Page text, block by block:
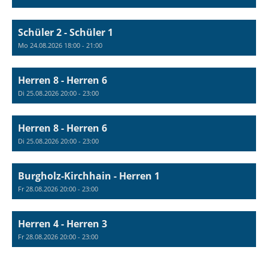
Schüler 2 - Schüler 1
Mo 24.08.2026 18:00 - 21:00
Herren 8 - Herren 6
Di 25.08.2026 20:00 - 23:00
Herren 8 - Herren 6
Di 25.08.2026 20:00 - 23:00
Burgholz-Kirchhain - Herren 1
Fr 28.08.2026 20:00 - 23:00
Herren 4 - Herren 3
Fr 28.08.2026 20:00 - 23:00